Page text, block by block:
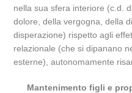
nella sua sfera interiore (c.d.
dolore, della vergogna, della
disperazione) rispetto agli
relazionale (che si dipanano
esterne), autonomamente
Mantenimento figli e